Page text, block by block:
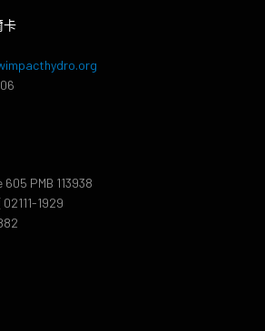
卡
PMB 113938
1929